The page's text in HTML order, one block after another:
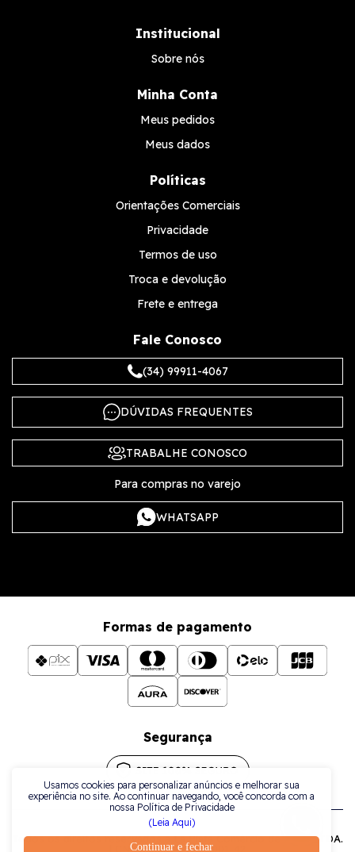
Continuar e fechar
Usamos cookies para personalizar anúncios e melhorar sua
experiência no site. Ao continuar navegando, você concorda com a
nossa Política de Privacidade
(Leia Aqui)
Institucional
Sobre nós
Minha Conta
Meus pedidos
Meus dados
Políticas
Orientações Comerciais
Privacidade
Termos de uso
Troca e devolução
Frete e entrega
Fale Conosco
(34) 99911-4067
DÚVIDAS FREQUENTES
TRABALHE CONOSCO
Para compras no varejo
WHATSAPP
Formas de pagamento
Segurança
Todos os direitos reservados a La Plata Comércio de Joias LTDA.
| CNPJ: 38.079.925/0001-42